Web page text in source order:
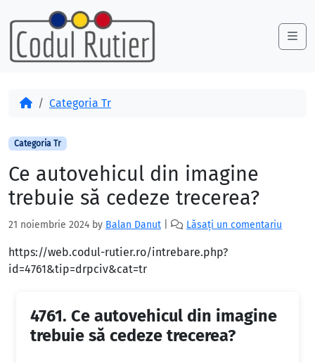
Skip to content
Skip to footer
AcasăCategoria Tr
Categoria Tr
Ce autovehicul din imagine
trebuie să cedeze trecerea?
21 noiembrie 2024 by Balan Danut Lăsați un comentariu
https://web.codul-rutier.ro/intrebare.php?
id=4761&tip=drpciv&cat=tr
4761. Ce autovehicul din imagine
trebuie să cedeze trecerea?